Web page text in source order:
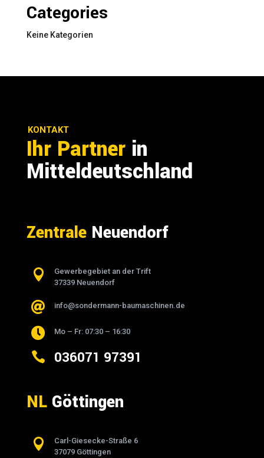
Categories
Keine Kategorien
KONTAKT
Ihr Partner in
Mitteldeutschland
ZentraleNeuendorf

Gewerbegebiet an der Trift
37339 Neuendorf
 info@sondermann-baumaschinen.de
 Mo – Fr: 07:30 – 16:30
 036071 97391
NLGöttingen

Carl-Giesecke-Straße 6
37079 Göttingen